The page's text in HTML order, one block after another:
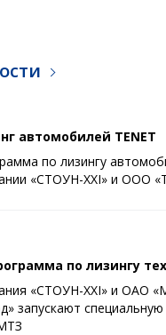
автомобилей TENET
по лизингу
«СТОУН-XXI» и ООО
по лизингу
«СТОУН-XXI» и ОАО
запускают